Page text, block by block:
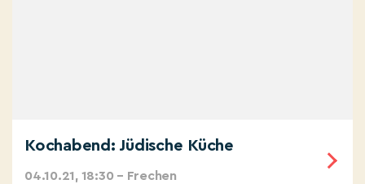
Kochabend: Jüdische Küche
04.10.21, 18:30 – Frechen